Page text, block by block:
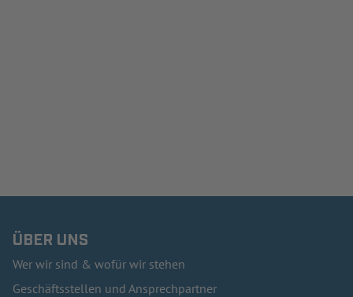
ÜBER UNS
Wer wir sind & wofür wir stehen
Geschäftsstellen und Ansprechpartner